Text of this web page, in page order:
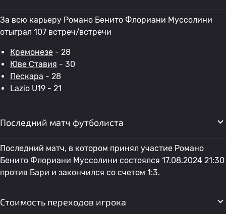
За всю карьеру Романо Бенито Флориани Муссолини
отыграл 107 встреч/встречи
Кремонезе - 28
Юве Ставия - 30
Пескара - 28
Lazio U19 - 21
Последний матч футболиста
Последний матч, в котором принял участие Романо
Бенито Флориани Муссолини состоялся 17.08.2024 21:30
против Бари и закончился со счетом 1:3.
Стоимость переходов игрока